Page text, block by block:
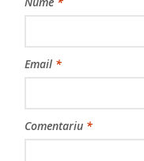
Email *
Comentariu *